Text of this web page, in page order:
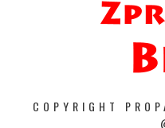
COPYRIGHT